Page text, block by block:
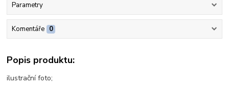
Parametry
Komentáře 0
Popis produktu:
ilustrační foto;